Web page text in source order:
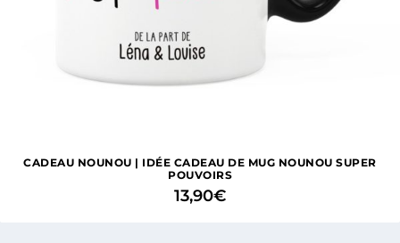
CADEAU NOUNOU | IDÉE CADEAU DE MUG NOUNOU SUPER
POUVOIRS
13,90€